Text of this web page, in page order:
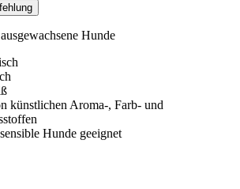
Hunde
künstlichen Aroma-, Farb- und
Hunde geeignet